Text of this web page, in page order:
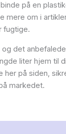
på en
mere om i
fugtige.
det anbefalede
liter hjem til
her på siden,
markedet.